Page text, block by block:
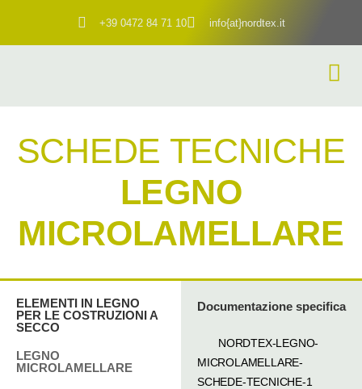
+39 0472 84 71 10 info{at}nordtex.it
SCHEDE TECNICHE
LEGNO
MICROLAMELLARE
ELEMENTI IN LEGNO
PER LE COSTRUZIONI A
SECCO
LEGNO
MICROLAMELLARE
Documentazione specifica
NORDTEX-LEGNO-
MICROLAMELLARE-
SCHEDE-TECNICHE-1